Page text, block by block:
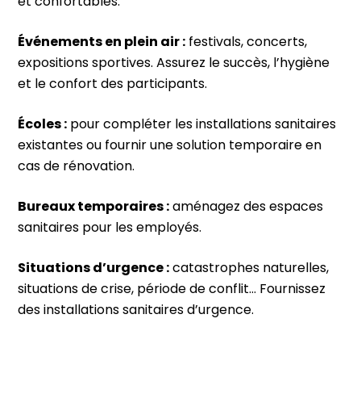
Événements en plein air :festivals, concerts,
expositions sportives. Assurez le succès, l’hygiène
et le confort des participants.
Écoles :pour compléter les installations sanitaires
existantes ou fournir une solution temporaire en
cas de rénovation.
Bureaux temporaires :aménagez des espaces
sanitaires pour les employés.
Situations d’urgence :catastrophes naturelles,
situations de crise, période de conflit… Fournissez
des installations sanitaires d’urgence.